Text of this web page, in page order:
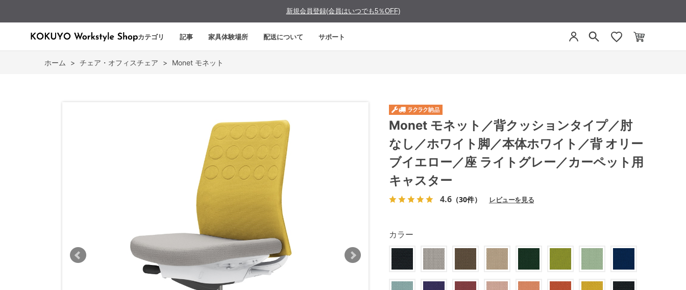
新規会員登録(会員はいつでも5％OFF)
カテゴリ 記事 家具体験場所 配送について サポート
ホーム > チェア・オフィスチェア > Monet モネット
Monet モネット／背クッションタイプ／肘
なし／ホワイト脚／本体ホワイト／背 オリー
ブイエロー／座 ライトグレー／カーペット用
キャスター
4.6 （30件） レビューを見る
カラー